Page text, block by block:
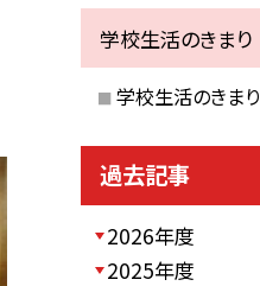
学校生活のきまり
学校生活のきまり
過去記事
2026年度
2025年度